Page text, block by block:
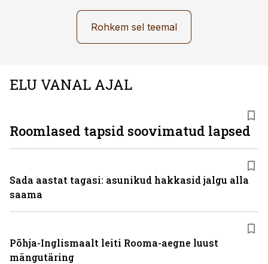
Rohkem sel teemal
ELU VANAL AJAL
Roomlased tapsid soovimatud lapsed
Sada aastat tagasi: asunikud hakkasid jalgu alla
saama
Põhja-Inglismaalt leiti Rooma-aegne luust
mängutäring